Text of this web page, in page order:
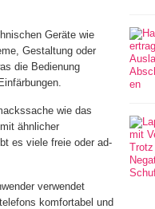
Geräte wie
Gestaltung oder
die Bedienung
wie das
ähnlicher
es viele freie oder ad-
verwendet
komfortabel und